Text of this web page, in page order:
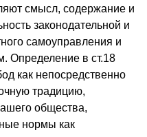
смысл, содержание и
законодательной и
самоуправления и
Определение в ст.18
как непосредственно
традицию,
общества,
нормы как